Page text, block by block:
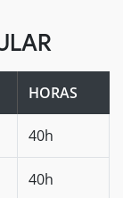
HORAS
40h
40h